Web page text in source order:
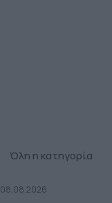
Όλη η κατηγορία
08.08.2026